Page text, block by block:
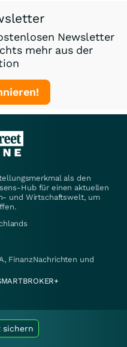
Newsletter
mehr aus der
als den
Hub für einen aktuellen
und Wirtschaftswelt, um
FinanzNachrichten und
sichern